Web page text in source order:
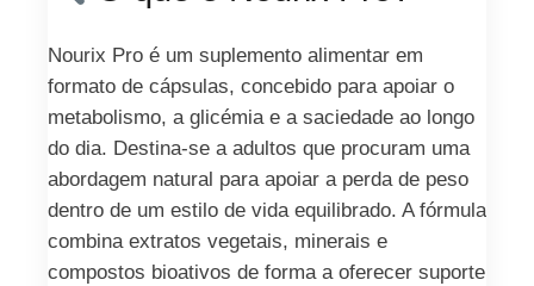
Nourix Pro é um suplemento alimentar em
formato de cápsulas, concebido para apoiar o
metabolismo, a glicémia e a saciedade ao longo
do dia. Destina-se a adultos que procuram uma
abordagem natural para apoiar a perda de peso
dentro de um estilo de vida equilibrado. A fórmula
combina extratos vegetais, minerais e
compostos bioativos de forma a oferecer suporte